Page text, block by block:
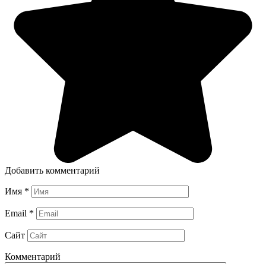
Добавить комментарий
Имя *
Email *
Сайт
Комментарий